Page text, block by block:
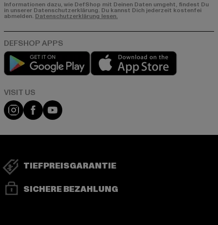
Informationen dazu, wie DefShop mit Deinen Daten umgeht, findest Du
in unserer Datenschutzerklärung. Du kannst Dich jederzeit kostenfei
abmelden. Datenschutzerklärung lesen.
Play market
Visit our Instagram page:
Visit our Facebook page:
Visit our YouTube channel:
TIEFPREISGARANTIE
SICHERE BEZAHLUNG